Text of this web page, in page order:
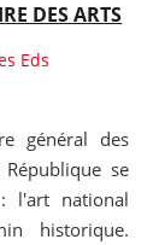
DES ARTS
Eds
général des
se
l'art national
historique.